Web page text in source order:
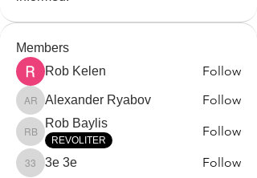
Members
Rob Kelen
Follow
Alexander Ryabov
Alexander Ryabov Follow
Rob Baylis
Rob Baylis
REVOLITER
Follow
3e 3e
3e 3e Follow